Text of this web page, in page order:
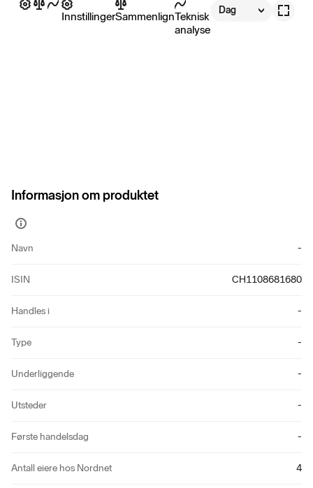
InnstillingerSammenlignTeknisk
analyse
Dag
Informasjon om produktet
Vis
informasjon
Navn -
ISIN CH1108681680
Handles i -
Type -
Underliggende -
Utsteder -
Første handelsdag -
Antall eiere hos Nordnet 4